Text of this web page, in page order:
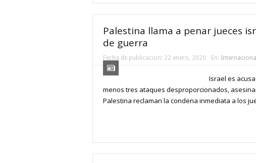
Palestina llama a penar jueces
de guerra
Fecha de publicacion: 22 enero, 2020 En:
Israel es
menos tres ataques desproporcionados,
Palestina reclaman la condena inmediata a los